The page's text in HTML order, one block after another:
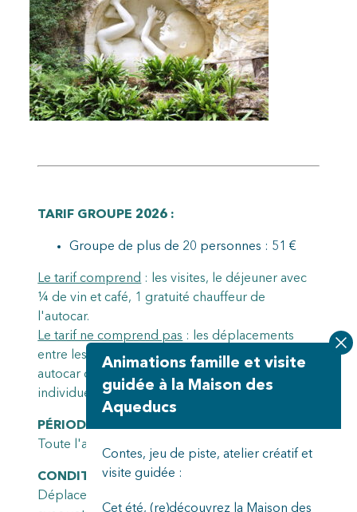
Animations famille et visite
guidée à la Maison des
Aqueducs
Contes, jeu de piste, atelier créatif et
visite guidée :
Cet été, (re)découvrez la Maison des
TARIF GROUPE 2026 :
Groupe de plus de 20 personnes : 51 €
Le tarif comprend : les visites, le déjeuner avec
¼ de vin et café, 1 gratuité chauffeur de
l'autocar.
Le tarif ne comprend pas : les déplacements
entre les points de rendez-vous avec votre
autocar ou vos voitures (15 km), les assurances
individuelles et dépenses personnelles.
PÉRIODE :
Toute l'année sauf les dimanches et lundis
CONDITIONS :
Déplacement entre les points de rendez-vous